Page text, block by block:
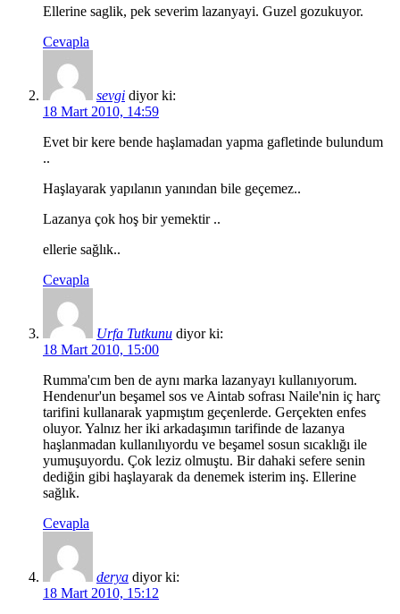
Ellerine saglik, pek severim lazanyayi. Guzel gozukuyor.
Cevapla
sevgi diyor ki:
18 Mart 2010, 14:59
Evet bir kere bende haşlamadan yapma gafletinde bulundum
..
Haşlayarak yapılanın yanından bile geçemez..
Lazanya çok hoş bir yemektir ..
ellerie sağlık..
Cevapla
Urfa Tutkunu diyor ki:
18 Mart 2010, 15:00
Rumma'cım ben de aynı marka lazanyayı kullanıyorum.
Hendenur'un beşamel sos ve Aintab sofrası Naile'nin iç harç
tarifini kullanarak yapmıştım geçenlerde. Gerçekten enfes
oluyor. Yalnız her iki arkadaşımın tarifinde de lazanya
haşlanmadan kullanılıyordu ve beşamel sosun sıcaklığı ile
yumuşuyordu. Çok leziz olmuştu. Bir dahaki sefere senin
dediğin gibi haşlayarak da denemek isterim inş. Ellerine
sağlık.
Cevapla
derya diyor ki:
18 Mart 2010, 15:12